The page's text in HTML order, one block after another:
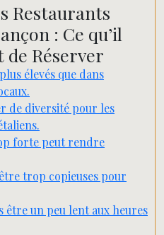
Restaurants
: Ce qu’il
de Réserver
élevés que dans
de diversité pour les
forte peut rendre
trop copieuses pour
être un peu lent aux heures